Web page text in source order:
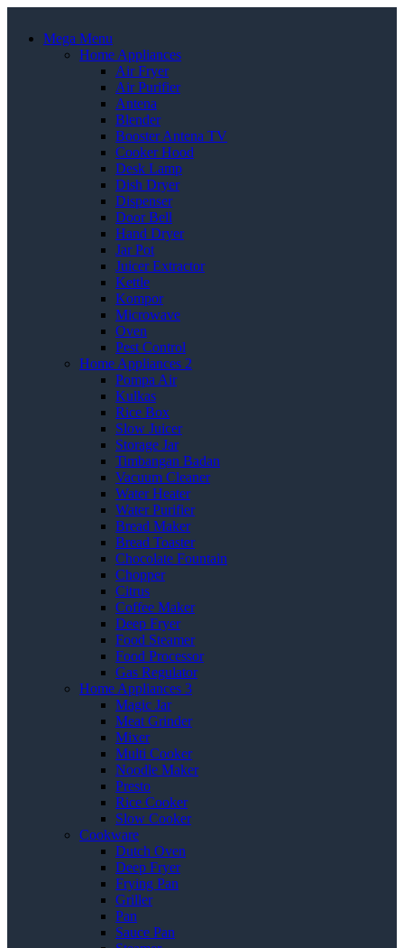
Mega Menu
Home Appliances
Air Fryer
Air Purifier
Antena
Blender
Booster Antena TV
Cooker Hood
Desk Lamp
Dish Dryer
Dispenser
Door Bell
Hand Dryer
Jar Pot
Juicer Extractor
Kettle
Kompor
Microwave
Oven
Pest Control
Home Appliances 2
Pompa Air
Kulkas
Rice Box
Slow Juicer
Storage Jar
Timbangan Badan
Vacuum Cleaner
Water Heater
Water Purifier
Bread Maker
Bread Toaster
Chocolate Fountain
Chopper
Citrus
Coffee Maker
Deep Fryer
Food Steamer
Food Processor
Gas Regulator
Home Appliances 3
Magic Jar
Meat Grinder
Mixer
Multi Cooker
Noodle Maker
Presto
Rice Cooker
Slow Cooker
Cookware
Dutch Oven
Deep Fryer
Frying Pan
Griller
Pan
Sauce Pan